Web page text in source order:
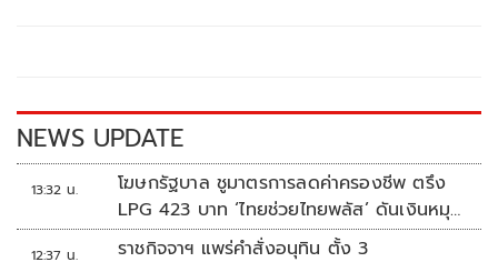
k k
NEWS UPDATE
13:32 น.
โฆษกรัฐบาล ชูมาตรการลดค่าครองชีพ ตรึง
LPG 423 บาท ‘ไทยช่วยไทยพลัส’ ดันเงินหมุน
แสนล้าน
12:37 น.
ราชกิจจาฯ แพร่คำสั่งอนุทิน ตั้ง 3